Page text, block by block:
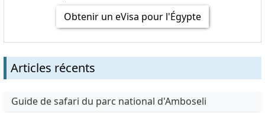
Obtenir un eVisa pour l'Égypte
Articles récents
Guide de safari du parc national d'Amboseli